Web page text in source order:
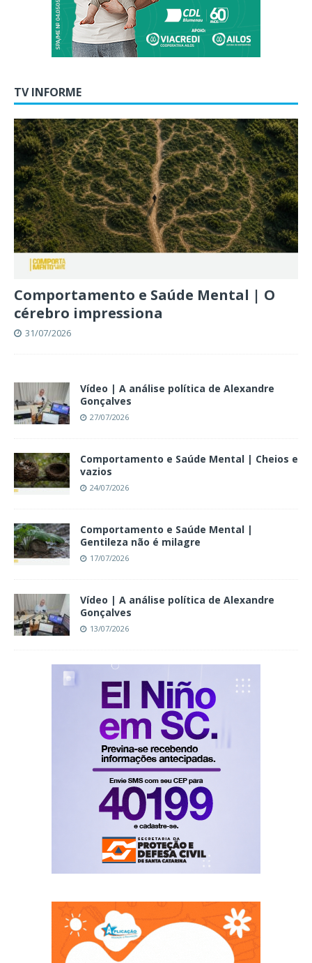
TV INFORME
Comportamento e Saúde Mental | O
cérebro impressiona
31/07/2026
Vídeo | A análise política de Alexandre
Gonçalves
27/07/2026
Comportamento e Saúde Mental | Cheios e
vazios
24/07/2026
Comportamento e Saúde Mental |
Gentileza não é milagre
17/07/2026
Vídeo | A análise política de Alexandre
Gonçalves
13/07/2026